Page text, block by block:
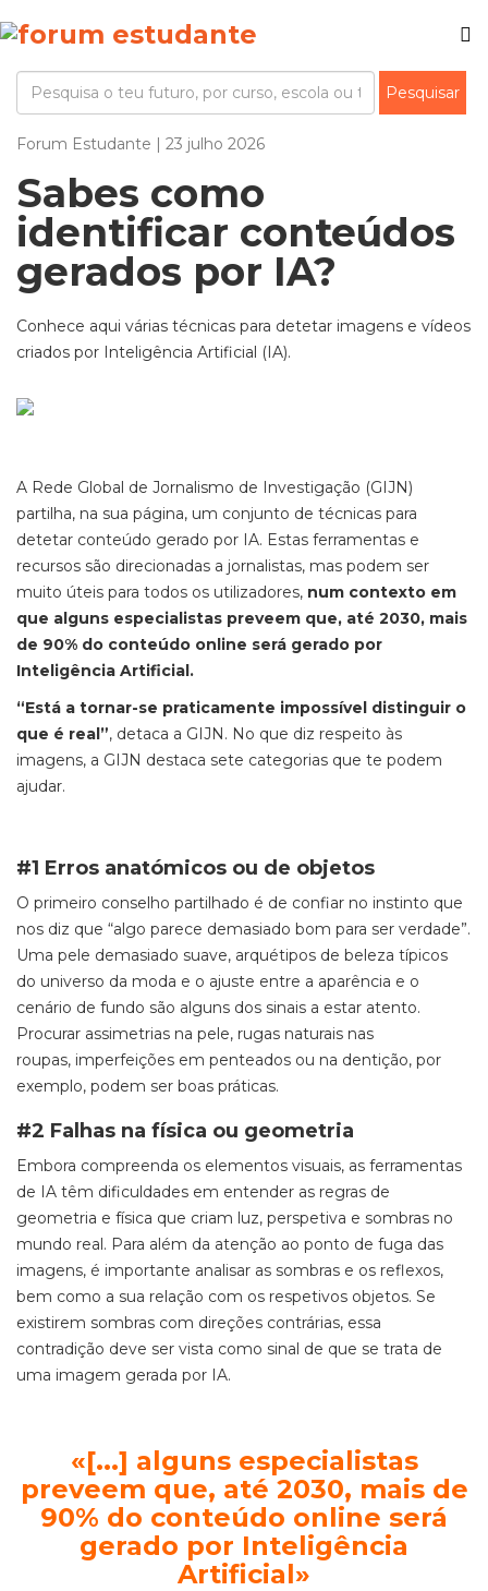
Forum Estudante | 23 julho 2026
Sabes como
identificar conteúdos
gerados por IA?
Conhece aqui várias técnicas para detetar imagens e vídeos
criados por Inteligência Artificial (IA).
A Rede Global de Jornalismo de Investigação (GIJN)
partilha, na sua página, um conjunto de técnicas para
detetar conteúdo gerado por IA. Estas ferramentas e
recursos são direcionadas a jornalistas, mas podem ser
muito úteis para todos os utilizadores, num contexto em
que alguns especialistas preveem que, até 2030, mais
de 90% do conteúdo online será gerado por
Inteligência Artificial.
“Está a tornar-se praticamente impossível distinguir o
que é real”, detaca a GIJN. No que diz respeito às
imagens, a GIJN destaca sete categorias que te podem
ajudar.
#1 Erros anatómicos ou de objetos
O primeiro conselho partilhado é de confiar no instinto que
nos diz que “algo parece demasiado bom para ser verdade”.
Uma pele demasiado suave, arquétipos de beleza típicos
do universo da moda e o ajuste entre a aparência e o
cenário de fundo são alguns dos sinais a estar atento.
Procurar assimetrias na pele, rugas naturais nas
roupas, imperfeições em penteados ou na dentição, por
exemplo, podem ser boas práticas.
#2 Falhas na física ou geometria
Embora compreenda os elementos visuais, as ferramentas
de IA têm dificuldades em entender as regras de
geometria e física que criam luz, perspetiva e sombras no
mundo real. Para além da atenção ao ponto de fuga das
imagens, é importante analisar as sombras e os reflexos,
bem como a sua relação com os respetivos objetos. Se
existirem sombras com direções contrárias, essa
contradição deve ser vista como sinal de que se trata de
uma imagem gerada por IA.
«[...] alguns especialistas
preveem que, até 2030, mais de
90% do conteúdo online será
gerado por Inteligência
Artificial»